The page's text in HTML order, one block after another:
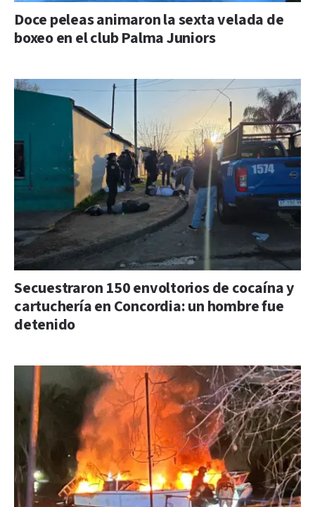
Doce peleas animaron la sexta velada de
boxeo en el club Palma Juniors
Secuestraron 150 envoltorios de cocaína y
cartuchería en Concordia: un hombre fue
detenido